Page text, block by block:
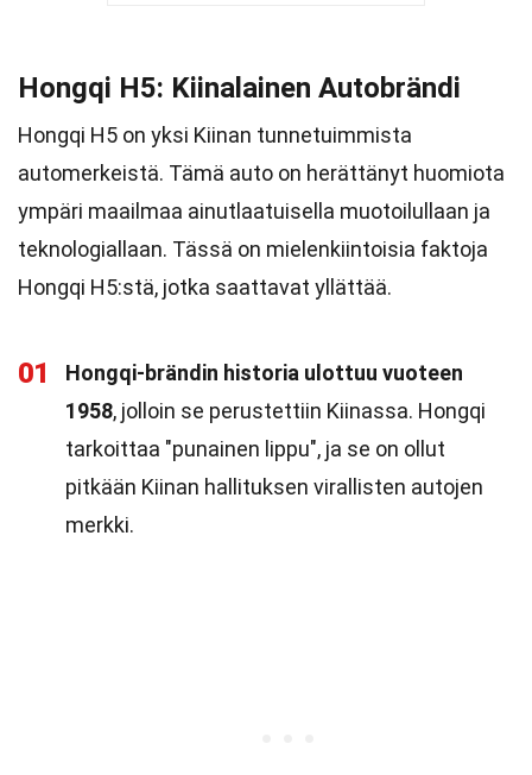
Hongqi H5: Kiinalainen Autobrändi
Hongqi H5 on yksi Kiinan tunnetuimmista
automerkeistä. Tämä auto on herättänyt huomiota
ympäri maailmaa ainutlaatuisella muotoilullaan ja
teknologiallaan. Tässä on mielenkiintoisia faktoja
Hongqi H5:stä, jotka saattavat yllättää.
01
Hongqi-brändin historia ulottuu vuoteen
1958, jolloin se perustettiin Kiinassa. Hongqi
tarkoittaa "punainen lippu", ja se on ollut
pitkään Kiinan hallituksen virallisten autojen
merkki.